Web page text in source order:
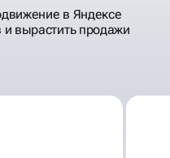
в Яндексе
и вырастить продажи